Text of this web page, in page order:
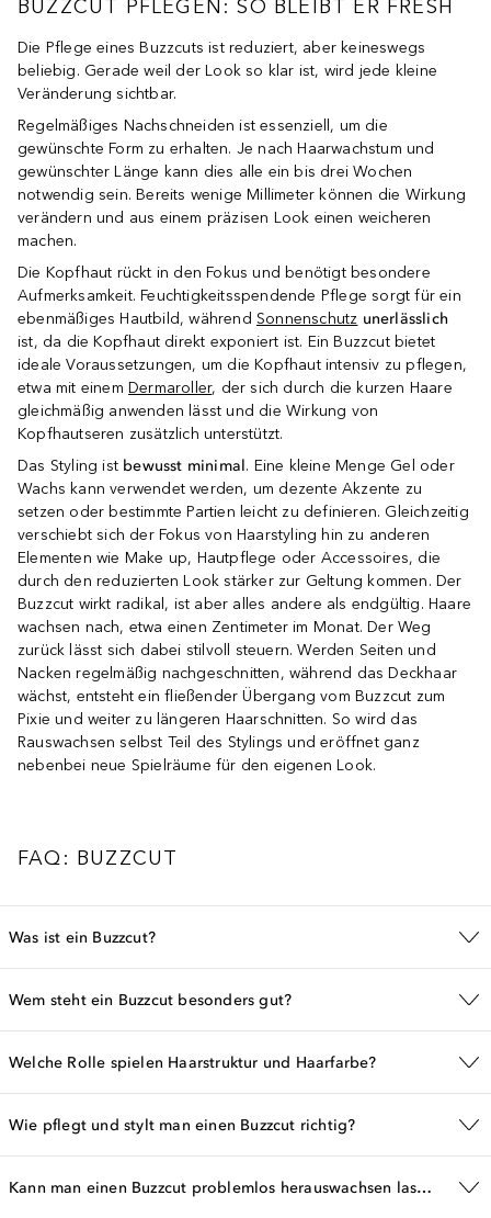
BUZZCUT PFLEGEN: SO BLEIBT ER FRESH
Die Pflege eines Buzzcuts ist reduziert, aber keineswegs
beliebig. Gerade weil der Look so klar ist, wird jede kleine
Veränderung sichtbar.
Regelmäßiges Nachschneiden ist essenziell, um die
gewünschte Form zu erhalten. Je nach Haarwachstum und
gewünschter Länge kann dies alle ein bis drei Wochen
notwendig sein. Bereits wenige Millimeter können die Wirkung
verändern und aus einem präzisen Look einen weicheren
machen.
Die Kopfhaut rückt in den Fokus und benötigt besondere
Aufmerksamkeit. Feuchtigkeitsspendende Pflege sorgt für ein
ebenmäßiges Hautbild, während Sonnenschutz unerlässlich
ist, da die Kopfhaut direkt exponiert ist. Ein Buzzcut bietet
ideale Voraussetzungen, um die Kopfhaut intensiv zu pflegen,
etwa mit einem Dermaroller, der sich durch die kurzen Haare
gleichmäßig anwenden lässt und die Wirkung von
Kopfhautseren zusätzlich unterstützt.
Das Styling ist bewusst minimal. Eine kleine Menge Gel oder
Wachs kann verwendet werden, um dezente Akzente zu
setzen oder bestimmte Partien leicht zu definieren. Gleichzeitig
verschiebt sich der Fokus von Haarstyling hin zu anderen
Elementen wie Make up, Hautpflege oder Accessoires, die
durch den reduzierten Look stärker zur Geltung kommen. Der
Buzzcut wirkt radikal, ist aber alles andere als endgültig. Haare
wachsen nach, etwa einen Zentimeter im Monat. Der Weg
zurück lässt sich dabei stilvoll steuern. Werden Seiten und
Nacken regelmäßig nachgeschnitten, während das Deckhaar
wächst, entsteht ein fließender Übergang vom Buzzcut zum
Pixie und weiter zu längeren Haarschnitten. So wird das
Rauswachsen selbst Teil des Stylings und eröffnet ganz
nebenbei neue Spielräume für den eigenen Look.
FAQ: BUZZCUT
Was ist ein Buzzcut?
Wem steht ein Buzzcut besonders gut?
Welche Rolle spielen Haarstruktur und Haarfarbe?
Wie pflegt und stylt man einen Buzzcut richtig?
Kann man einen Buzzcut problemlos herauswachsen lassen?